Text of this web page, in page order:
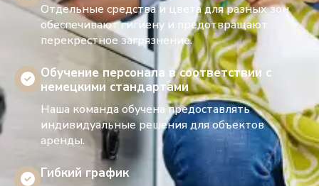
Отдельные средства и цвета для разных зон
обеспечивают гигиену и предотвращают
перекрестное загрязнение.
Обучение персонала в соответствии с
немецкими стандартами
Наша команда обучена предоставлять
индивидуальные решения для объектов
аренды.
Гибкий график